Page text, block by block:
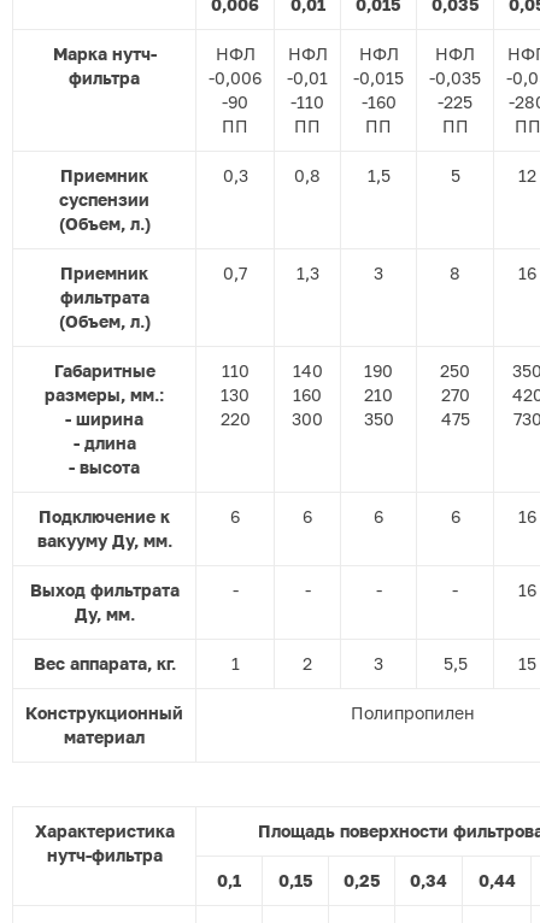
0,006 0,01 0,015 0,035
Марка нутч-
фильтра
НФЛ
-0,006
-90
ПП
НФЛ
-0,01
-110
ПП
НФЛ
-0,015
-160
ПП
НФЛ
-0,035
-225
ПП
-
-
ПП
Приемник
суспензии
(Объем, л.)
0,3 0,8 1,5 5 12
Приемник
фильтрата
(Объем, л.)
0,7 1,3 3 8 16
Габаритные
размеры, мм.:
- ширина
- длина
- высота
110
130
220
140
160
300
190
210
350
250
270
475
Подключение к
вакууму Ду, мм.
6 6 6 6 16
Выход фильтрата
Ду, мм.
- - - - 16
Вес аппарата, кг. 1 2 3 5,5 15
Конструкционный
материал
Полипропилен
Характеристика
нутч-фильтра
Площадь поверхности
0,1 0,15 0,25 0,34 0,44